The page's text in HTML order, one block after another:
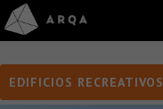
EDIFICIOS RECREATIVOS